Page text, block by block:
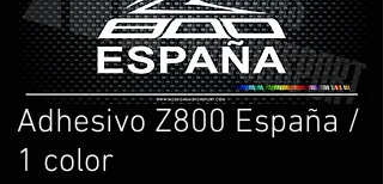
Adhesivo Z800 España /
1 color